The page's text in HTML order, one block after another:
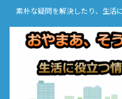
素朴な疑問を解決したり、生活